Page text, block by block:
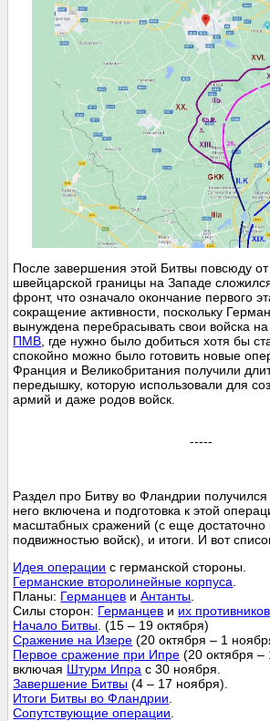
После завершения этой Битвы повсюду
швейцарской границы на Западе
фронт, что означало окончание первого
сокращение активности, поскольку
вынуждена перебрасывать свои войска на
ПМВ , где нужно было добиться хотя бы
спокойно можно было готовить новые
Франция и Великобритания получили
передышку, которую использовали для
армий и даже родов войск.
-----
Раздел про Битву во Фландрии
него включена и подготовка к этой
масштабных сражений (с еще достаточно
подвижностью войск), и итоги. И вот
Идея операции с германской стороны.
Германские второлинейные корпуса
Планы: Германцев иАнтанты
Силы сторон: Германцев и их противников
Начало Битвы . (15 – 19 октября)
Сражение на Изере (20 октября – 1
Первое сражение при Ипре (20 октября –
включая Штурм Ипра с 30 ноября.
Завершение Битвы (4 – 17 ноября).
Итоги Битвы во Фландрии
Сопутствующие операции